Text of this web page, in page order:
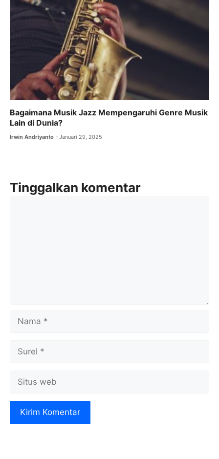
Bagaimana Musik Jazz Mempengaruhi Genre Musik
Lain di Dunia?
Irwin Andriyanto Januari 29, 2025
Tinggalkan komentar
Nama
Surel
Situs
web